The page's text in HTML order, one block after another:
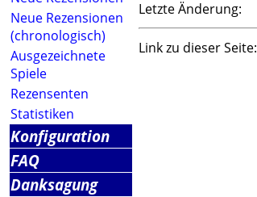
Neue Rezensionen
(chronologisch)
Ausgezeichnete
Spiele
Rezensenten
Statistiken
Konfiguration
FAQ
Danksagung
Letzte Änderung:
Link zu dieser Seite: